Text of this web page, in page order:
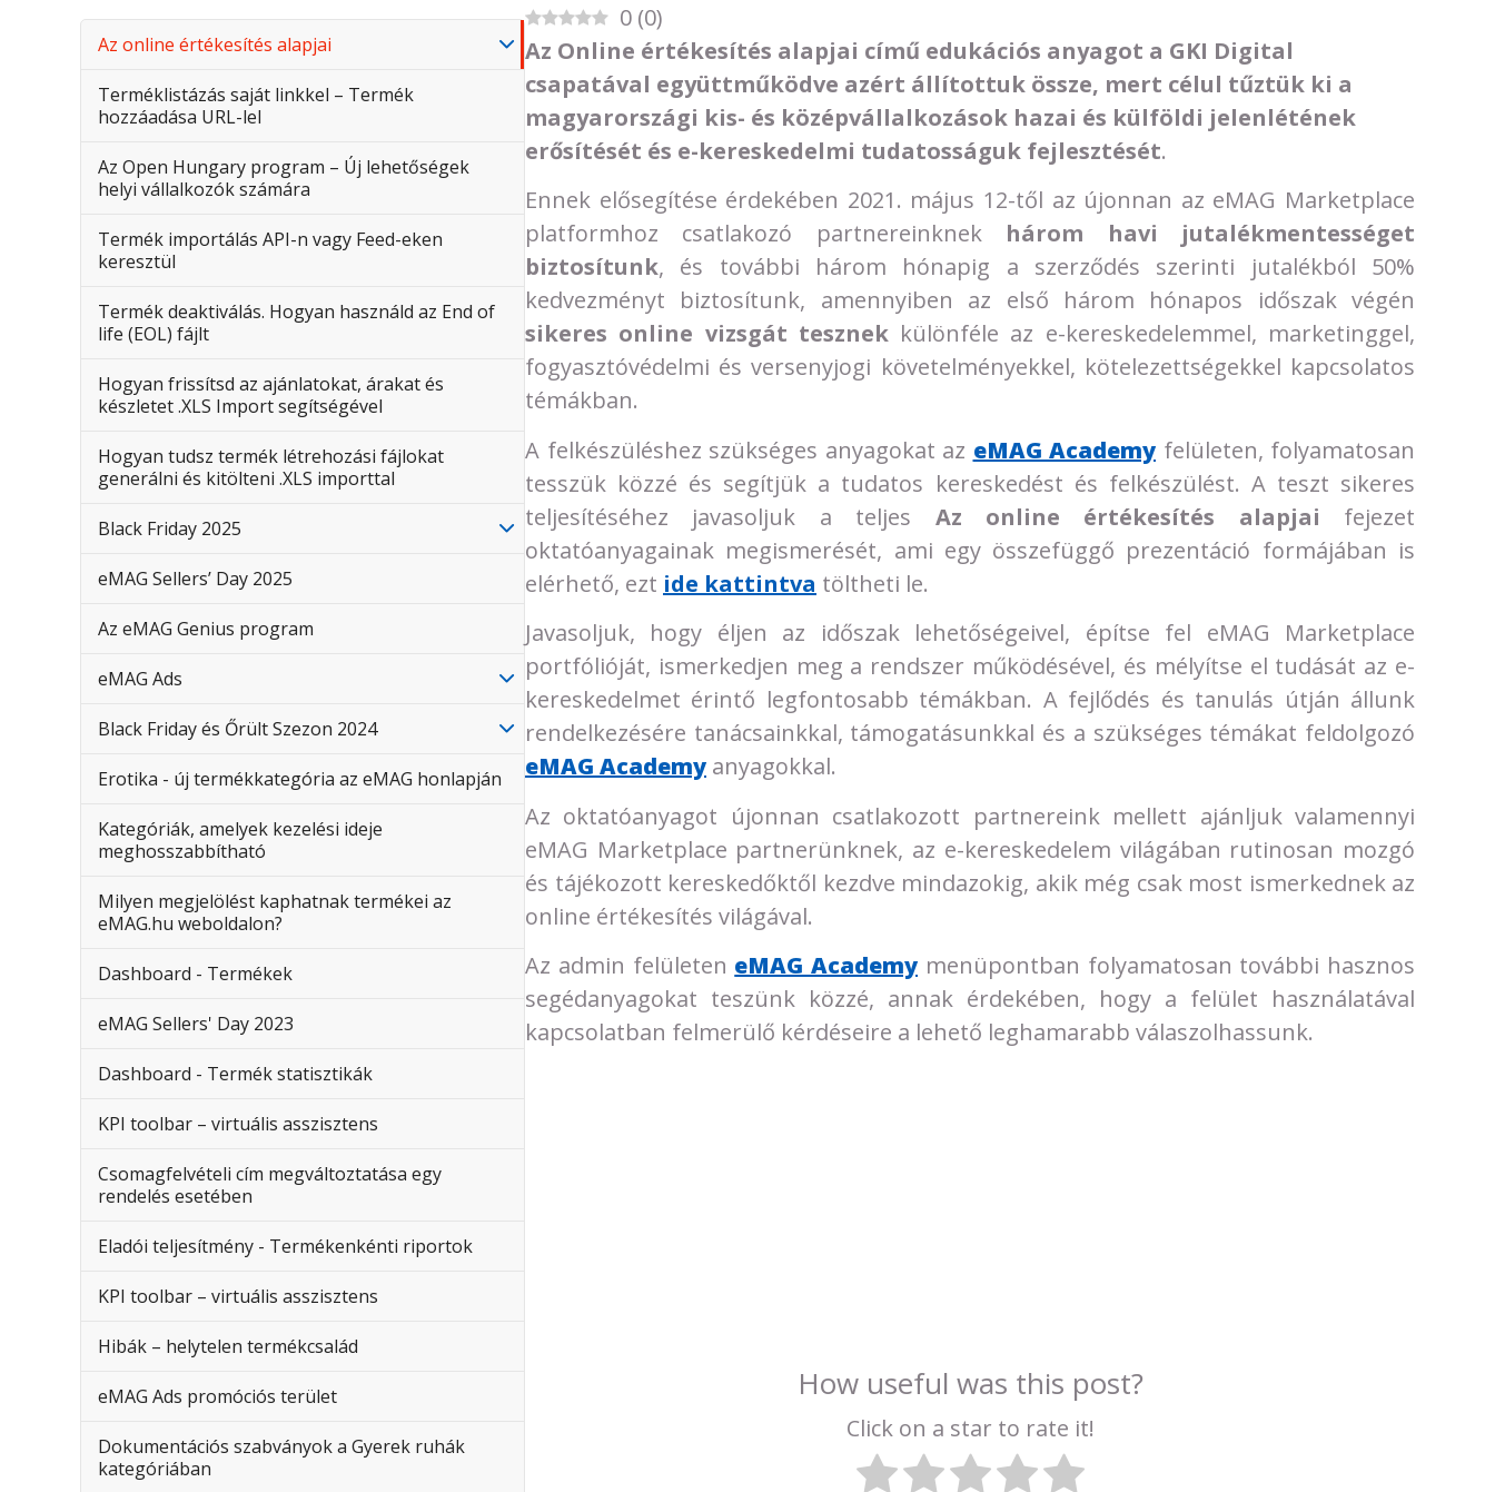
Az online értékesítés alapjai
Terméklistázás saját linkkel – Termék
hozzáadása URL-lel
Az Open Hungary program – Új lehetőségek
helyi vállalkozók számára
Termék importálás API-n vagy Feed-eken
keresztül
Termék deaktiválás. Hogyan használd az End of
life (EOL) fájlt
Hogyan frissítsd az ajánlatokat, árakat és
készletet .XLS Import segítségével
Hogyan tudsz termék létrehozási fájlokat
generálni és kitölteni .XLS importtal
Black Friday 2025
eMAG Sellers’ Day 2025
Az eMAG Genius program
eMAG Ads
Black Friday és Őrült Szezon 2024
Erotika - új termékkategória az eMAG honlapján
Kategóriák, amelyek kezelési ideje
meghosszabbítható
Milyen megjelölést kaphatnak termékei az
eMAG.hu weboldalon?
Dashboard - Termékek
eMAG Sellers' Day 2023
Dashboard - Termék statisztikák
KPI toolbar – virtuális asszisztens
Csomagfelvételi cím megváltoztatása egy
rendelés esetében
Eladói teljesítmény - Termékenkénti riportok
KPI toolbar – virtuális asszisztens
Hibák – helytelen termékcsalád
eMAG Ads promóciós terület
Dokumentációs szabványok a Gyerek ruhák
kategóriában
0 (0)
Az Online értékesítés alapjai című edukációs anyagot a GKI Digital
csapatával együttműködve azért állítottuk össze, mert célul tűztük ki a
magyarországi kis- és középvállalkozások hazai és külföldi jelenlétének
erősítését és e-kereskedelmi tudatosságuk fejlesztését.
Ennek elősegítése érdekében 2021. május 12-től az újonnan az eMAG Marketplace
platformhoz csatlakozó partnereinknek három havi jutalékmentességet
biztosítunk, és további három hónapig a szerződés szerinti jutalékból 50%
kedvezményt biztosítunk, amennyiben az első három hónapos időszak végén
sikeres online vizsgát tesznekkülönféle az e-kereskedelemmel, marketinggel,
fogyasztóvédelmi és versenyjogi követelményekkel, kötelezettségekkel kapcsolatos
témákban.
A felkészüléshez szükséges anyagokat az eMAG Academy felületen, folyamatosan
tesszük közzé és segítjük a tudatos kereskedést és felkészülést. A teszt sikeres
teljesítéséhez javasoljuk a teljes Az online értékesítés alapjai fejezet
oktatóanyagainak megismerését, ami egy összefüggő prezentáció formájában is
elérhető, ezt ide kattintva töltheti le.
Javasoljuk, hogy éljen az időszak lehetőségeivel, építse fel eMAG Marketplace
portfólióját, ismerkedjen meg a rendszer működésével, és mélyítse el tudását az e-
kereskedelmet érintő legfontosabb témákban. A fejlődés és tanulás útján állunk
rendelkezésére tanácsainkkal, támogatásunkkal és a szükséges témákat feldolgozó
eMAG Academy anyagokkal.
Az oktatóanyagot újonnan csatlakozott partnereink mellett ajánljuk valamennyi
eMAG Marketplace partnerünknek, az e-kereskedelem világában rutinosan mozgó
és tájékozott kereskedőktől kezdve mindazokig, akik még csak most ismerkednek az
online értékesítés világával.
Az admin felületen eMAG Academy menüpontban folyamatosan további hasznos
segédanyagokat teszünk közzé, annak érdekében, hogy a felület használatával
kapcsolatban felmerülő kérdéseire a lehető leghamarabb válaszolhassunk.
How useful was this post?
Click on a star to rate it!